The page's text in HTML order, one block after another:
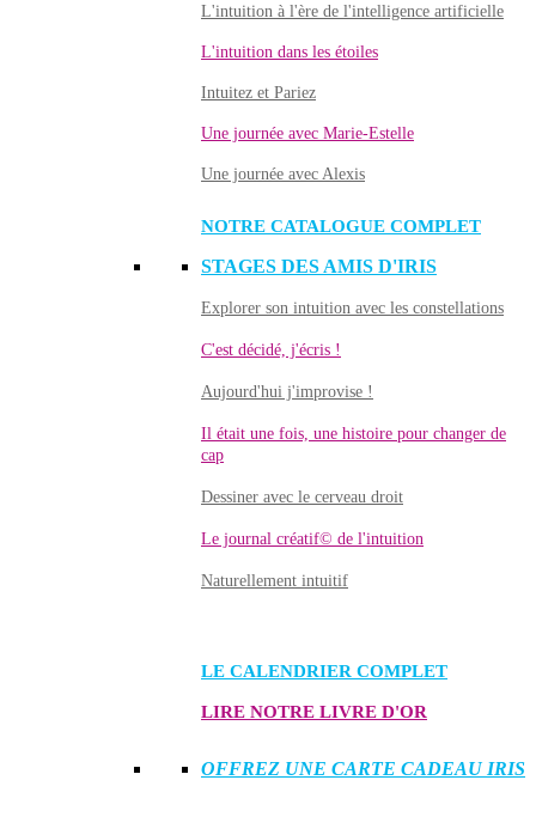
L'intuition à l'ère de l'intelligence artificielle
L'intuition dans les étoiles
Intuitez et Pariez
Une journée avec Marie-Estelle
Une journée avec Alexis
NOTRE CATALOGUE COMPLET
STAGES DES AMIS D'IRIS
Explorer son intuition avec les constellations
C'est décidé, j'écris !
Aujourd'hui j'improvise !
Il était une fois, une histoire pour changer de
cap
Dessiner avec le cerveau droit
Le journal créatif© de l'intuition
Naturellement intuitif
LE CALENDRIER COMPLET
LIRE NOTRE LIVRE D'OR
OFFREZ UNE CARTE CADEAU IRIS